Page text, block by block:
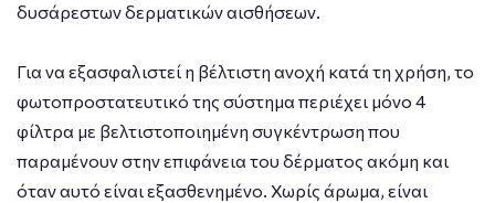
δυσάρεστων δερματικών αισθήσεων.
Για να εξασφαλιστεί η βέλτιστη ανοχή κατά τη χρήση, το
φωτοπροστατευτικό της σύστημα περιέχει μόνο 4
φίλτρα με βελτιστοποιημένη συγκέντρωση που
παραμένουν στην επιφάνεια του δέρματος ακόμη και
όταν αυτό είναι εξασθενημένο. Χωρίς άρωμα, είναι